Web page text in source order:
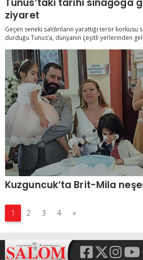
Tunus’taki tarihi sinagoga
ziyaret
Geçen seneki saldırıların yarattığı terör
durduğu Tunus’a, dünyanın çeşitli yerlerinden
Kuzguncuk’ta Brit-Mila
1 2 3 4 »